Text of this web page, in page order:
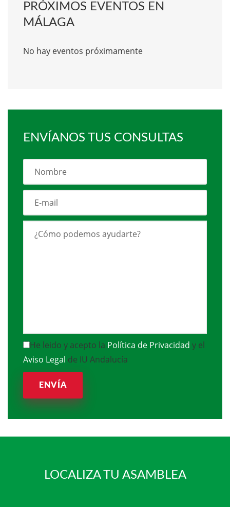
PRÓXIMOS EVENTOS EN
MÁLAGA
No hay eventos próximamente
ENVÍANOS TUS CONSULTAS
He leido y acepto la Política de Privacidad y el
Aviso Legal de IU Andalucía
ENVÍA
LOCALIZA TU ASAMBLEA